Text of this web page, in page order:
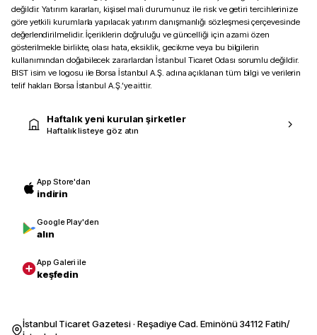
değildir. Yatırım kararları, kişisel mali durumunuz ile risk ve getiri tercihlerinize
göre yetkili kurumlarla yapılacak yatırım danışmanlığı sözleşmesi çerçevesinde
değerlendirilmelidir. İçeriklerin doğruluğu ve güncelliği için azami özen
gösterilmekle birlikte, olası hata, eksiklik, gecikme veya bu bilgilerin
kullanımından doğabilecek zararlardan İstanbul Ticaret Odası sorumlu değildir.
BIST isim ve logosu ile Borsa İstanbul A.Ş. adına açıklanan tüm bilgi ve verilerin
telif hakları Borsa İstanbul A.Ş.’ye aittir.
Haftalık yeni kurulan şirketler
Haftalık listeye göz atın
App Store'dan
indirin
Google Play'den
alın
App Galeri ile
keşfedin
İstanbul Ticaret Gazetesi · Reşadiye Cad. Eminönü 34112 Fatih/